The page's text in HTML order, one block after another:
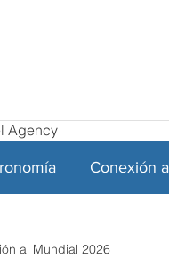
Agency
Conexión
al Mundial 2026